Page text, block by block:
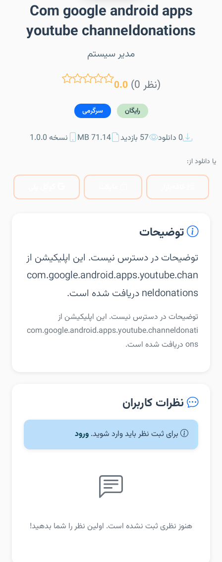
Com google android apps
youtube channeldonations
مدیر سیستم
0.0 (0 نظر)
رایگان سرگرمی
0 دانلود 57 بازدید 71.14 MB نسخه 1.0.0
یا دانلود از:
توضیحات
توضیحات در دسترس نیست. این اپلیکیشن از
com.google.android.apps.youtube.chan
neldonations دریافت شده است.
توضیحات در دسترس نیست. این اپلیکیشن از
com.google.android.apps.youtube.channeldonati
ons دریافت شده است.
نظرات کاربران
برای ثبت نظر باید وارد شوید. ورود
هنوز نظری ثبت نشده است. اولین نظر را شما بدهید!